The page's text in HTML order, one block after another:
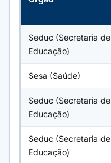
Seduc (Secretaria de
Educação)
Sesa (Saúde)
Seduc (Secretaria de
Educação)
Seduc (Secretaria de
Educação)